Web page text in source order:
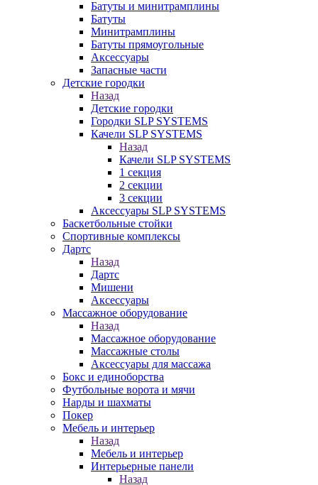
Батуты и минитрамплины
Батуты
Минитрамплины
Батуты прямоугольные
Аксессуары
Запасные части
Детские городки
Назад
Детские городки
Городки SLP SYSTEMS
Качели SLP SYSTEMS
Назад
Качели SLP SYSTEMS
1 секция
2 секции
3 секции
Аксессуары SLP SYSTEMS
Баскетбольные стойки
Спортивные комплексы
Дартс
Назад
Дартс
Мишени
Аксессуары
Массажное оборудование
Назад
Массажное оборудование
Массажные столы
Аксессуары для массажа
Бокс и единоборства
Футбольные ворота и мячи
Нарды и шахматы
Покер
Мебель и интерьер
Назад
Мебель и интерьер
Интерьерные панели
Назад